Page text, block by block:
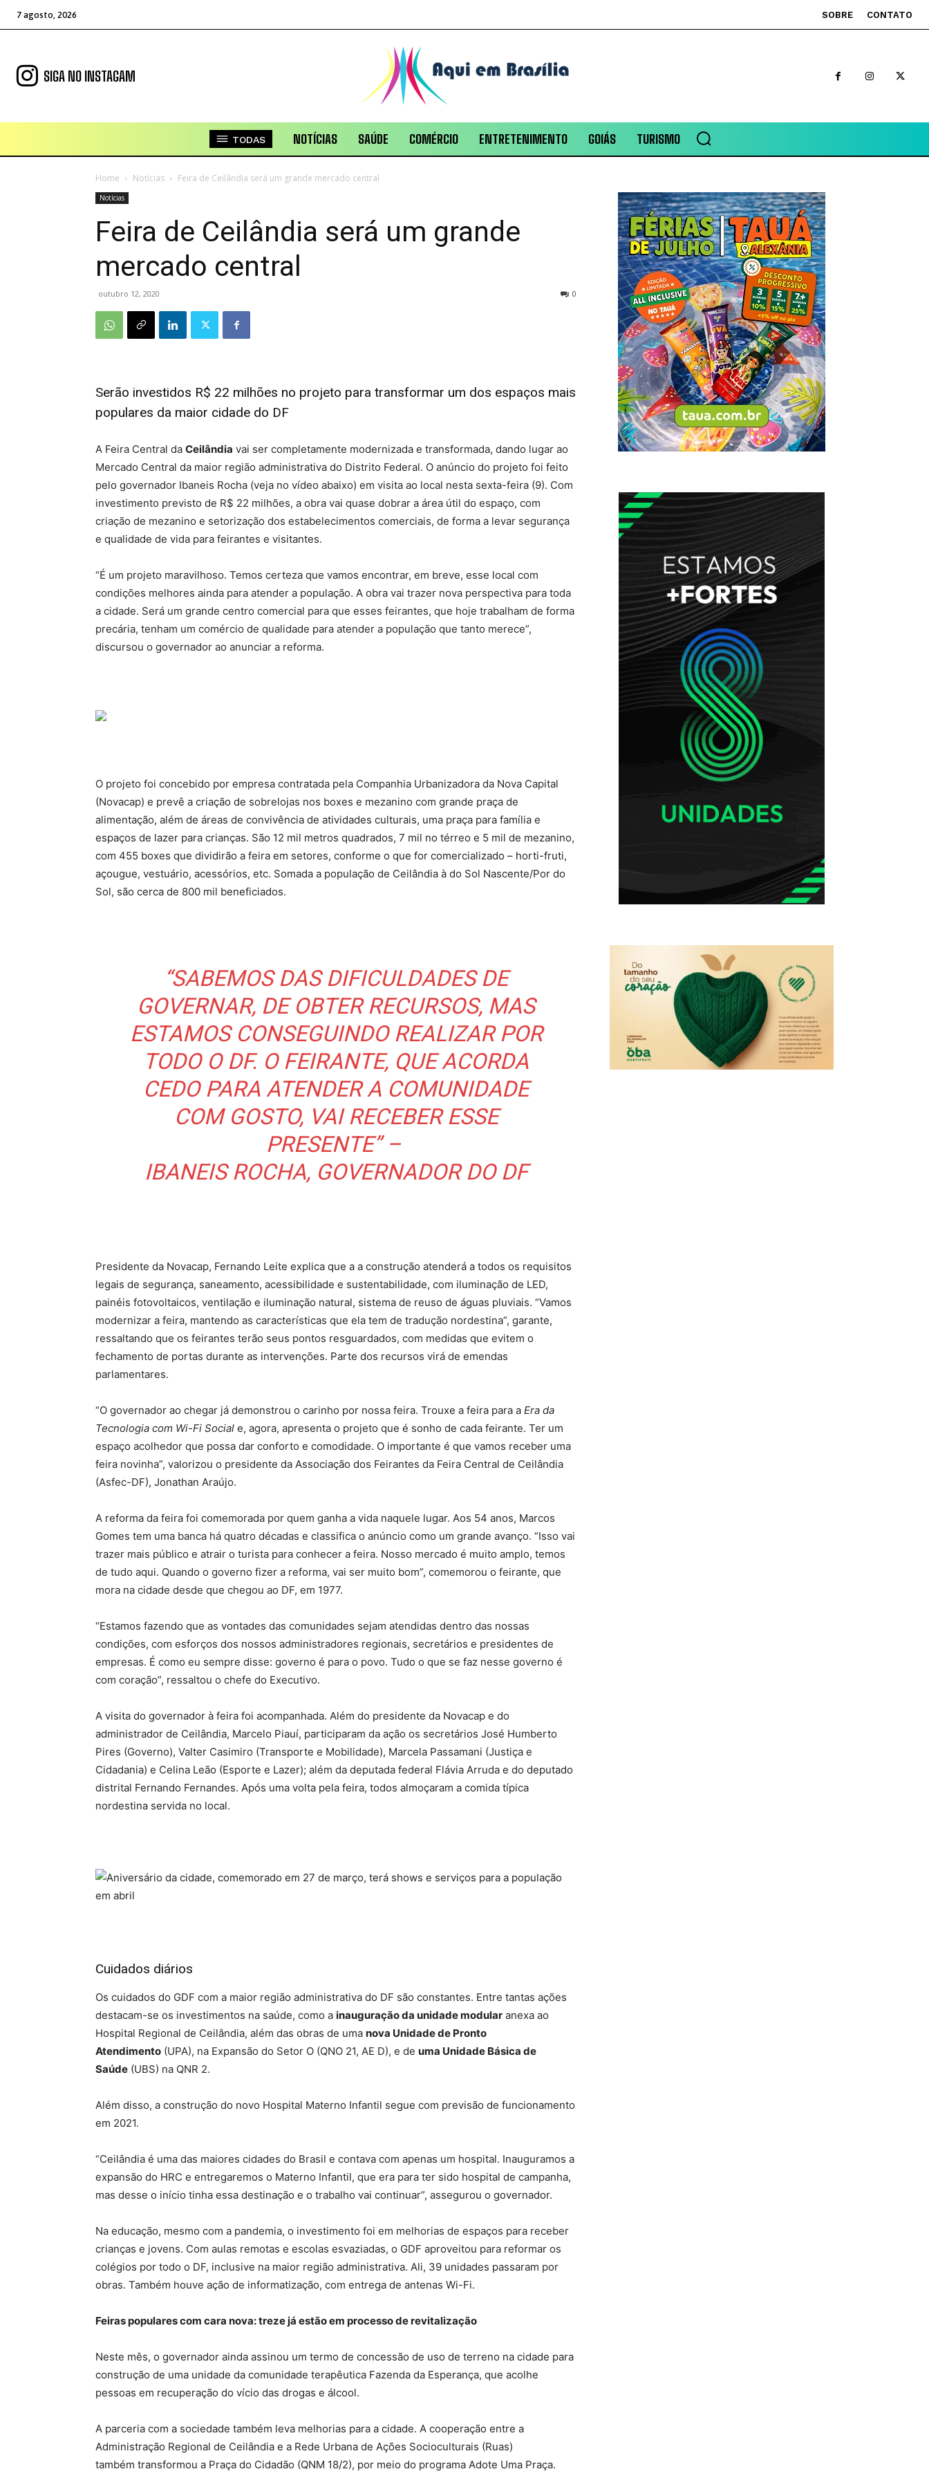
7 agosto, 2026 SOBRE CONTATO
SIGA NO INSTAGAM
TODAS NOTÍCIAS SAÚDE COMÉRCIO ENTRETENIMENTO GOIÁS TURISMO
Home Notícias Feira de Ceilândia será um grande mercado central
Notícias
Feira de Ceilândia será um grande
mercado central
outubro 12, 2020 0
Serão investidos R$ 22 milhões no projeto para transformar um dos espaços mais
populares da maior cidade do DF
A Feira Central da Ceilândia vai ser completamente modernizada e transformada, dando lugar ao
Mercado Central da maior região administrativa do Distrito Federal. O anúncio do projeto foi feito
pelo governador Ibaneis Rocha (veja no vídeo abaixo) em visita ao local nesta sexta-feira (9). Com
investimento previsto de R$ 22 milhões, a obra vai quase dobrar a área útil do espaço, com
criação de mezanino e setorização dos estabelecimentos comerciais, de forma a levar segurança
e qualidade de vida para feirantes e visitantes.
“É um projeto maravilhoso. Temos certeza que vamos encontrar, em breve, esse local com
condições melhores ainda para atender a população. A obra vai trazer nova perspectiva para toda
a cidade. Será um grande centro comercial para que esses feirantes, que hoje trabalham de forma
precária, tenham um comércio de qualidade para atender a população que tanto merece”,
discursou o governador ao anunciar a reforma.
O projeto foi concebido por empresa contratada pela Companhia Urbanizadora da Nova Capital
(Novacap) e prevê a criação de sobrelojas nos boxes e mezanino com grande praça de
alimentação, além de áreas de convivência de atividades culturais, uma praça para família e
espaços de lazer para crianças. São 12 mil metros quadrados, 7 mil no térreo e 5 mil de mezanino,
com 455 boxes que dividirão a feira em setores, conforme o que for comercializado – horti-fruti,
açougue, vestuário, acessórios, etc. Somada a população de Ceilândia à do Sol Nascente/Por do
Sol, são cerca de 800 mil beneficiados.
“SABEMOS DAS DIFICULDADES DE
GOVERNAR, DE OBTER RECURSOS, MAS
ESTAMOS CONSEGUINDO REALIZAR POR
TODO O DF. O FEIRANTE, QUE ACORDA
CEDO PARA ATENDER A COMUNIDADE
COM GOSTO, VAI RECEBER ESSE
PRESENTE” –
IBANEIS ROCHA, GOVERNADOR DO DF
Presidente da Novacap, Fernando Leite explica que a a construção atenderá a todos os requisitos
legais de segurança, saneamento, acessibilidade e sustentabilidade, com iluminação de LED,
painéis fotovoltaicos, ventilação e iluminação natural, sistema de reuso de águas pluviais. “Vamos
modernizar a feira, mantendo as características que ela tem de tradução nordestina”, garante,
ressaltando que os feirantes terão seus pontos resguardados, com medidas que evitem o
fechamento de portas durante as intervenções. Parte dos recursos virá de emendas
parlamentares.
“O governador ao chegar já demonstrou o carinho por nossa feira. Trouxe a feira para a Era da
Tecnologia com Wi-Fi Social e, agora, apresenta o projeto que é sonho de cada feirante. Ter um
espaço acolhedor que possa dar conforto e comodidade. O importante é que vamos receber uma
feira novinha”, valorizou o presidente da Associação dos Feirantes da Feira Central de Ceilândia
(Asfec-DF), Jonathan Araújo.
A reforma da feira foi comemorada por quem ganha a vida naquele lugar. Aos 54 anos, Marcos
Gomes tem uma banca há quatro décadas e classifica o anúncio como um grande avanço. “Isso vai
trazer mais público e atrair o turista para conhecer a feira. Nosso mercado é muito amplo, temos
de tudo aqui. Quando o governo fizer a reforma, vai ser muito bom”, comemorou o feirante, que
mora na cidade desde que chegou ao DF, em 1977.
“Estamos fazendo que as vontades das comunidades sejam atendidas dentro das nossas
condições, com esforços dos nossos administradores regionais, secretários e presidentes de
empresas. É como eu sempre disse: governo é para o povo. Tudo o que se faz nesse governo é
com coração”, ressaltou o chefe do Executivo.
A visita do governador à feira foi acompanhada. Além do presidente da Novacap e do
administrador de Ceilândia, Marcelo Piauí, participaram da ação os secretários José Humberto
Pires (Governo), Valter Casimiro (Transporte e Mobilidade), Marcela Passamani (Justiça e
Cidadania) e Celina Leão (Esporte e Lazer); além da deputada federal Flávia Arruda e do deputado
distrital Fernando Fernandes. Após uma volta pela feira, todos almoçaram a comida típica
nordestina servida no local.
Cuidados diários
Os cuidados do GDF com a maior região administrativa do DF são constantes. Entre tantas ações
destacam-se os investimentos na saúde, como a inauguração da unidade modular anexa ao
Hospital Regional de Ceilândia, além das obras de uma nova Unidade de Pronto
Atendimento (UPA), na Expansão do Setor O (QNO 21, AE D), e de uma Unidade Básica de
Saúde (UBS) na QNR 2.
Além disso, a construção do novo Hospital Materno Infantil segue com previsão de funcionamento
em 2021.
“Ceilândia é uma das maiores cidades do Brasil e contava com apenas um hospital. Inauguramos a
expansão do HRC e entregaremos o Materno Infantil, que era para ter sido hospital de campanha,
mas desse o início tinha essa destinação e o trabalho vai continuar”, assegurou o governador.
Na educação, mesmo com a pandemia, o investimento foi em melhorias de espaços para receber
crianças e jovens. Com aulas remotas e escolas esvaziadas, o GDF aproveitou para reformar os
colégios por todo o DF, inclusive na maior região administrativa. Ali, 39 unidades passaram por
obras. Também houve ação de informatização, com entrega de antenas Wi-Fi.
Feiras populares com cara nova: treze já estão em processo de revitalização
Neste mês, o governador ainda assinou um termo de concessão de uso de terreno na cidade para
construção de uma unidade da comunidade terapêutica Fazenda da Esperança, que acolhe
pessoas em recuperação do vício das drogas e álcool.
A parceria com a sociedade também leva melhorias para a cidade. A cooperação entre a
Administração Regional de Ceilândia e a Rede Urbana de Ações Socioculturais (Ruas)
também transformou a Praça do Cidadão (QNM 18/2), por meio do programa Adote Uma Praça.